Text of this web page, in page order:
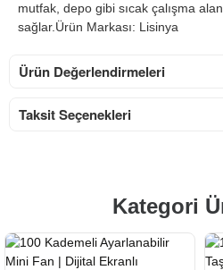
mutfak, depo gibi sıcak çalışma
sağlar.Ürün Markası: Lisinya
Ürün Değerlendirmeleri
Taksit Seçenekleri
Kategori